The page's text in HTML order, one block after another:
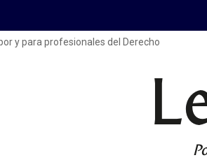
y para profesionales del Derecho